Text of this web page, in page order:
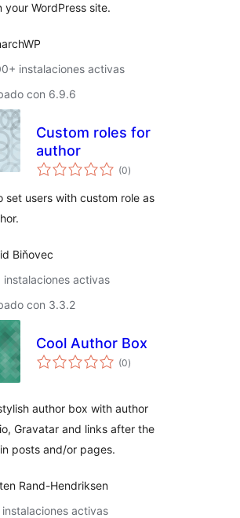
your WordPress site.
instalaciones activas
con 6.9.6
Custom roles for
author
(0evaluación
total
)
set users with custom role as
Biňovec
instalaciones activas
con 3.3.2
Cool Author Box
(0evaluación
total
)
author box with author
Gravatar and links after the
posts and/or pages.
Rand-Hendriksen
instalaciones activas